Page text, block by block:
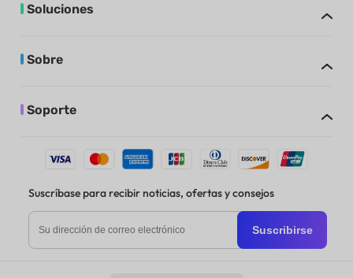
Soluciones
Sobre
Soporte
Suscríbase para recibir noticias, ofertas y consejos
Suscribirse